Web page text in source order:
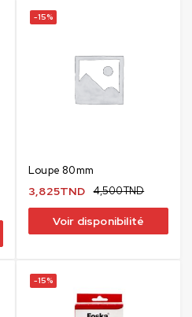
-15%
Loupe 80mm
4,500TND
3,825TND
Voir disponibilité
-15%